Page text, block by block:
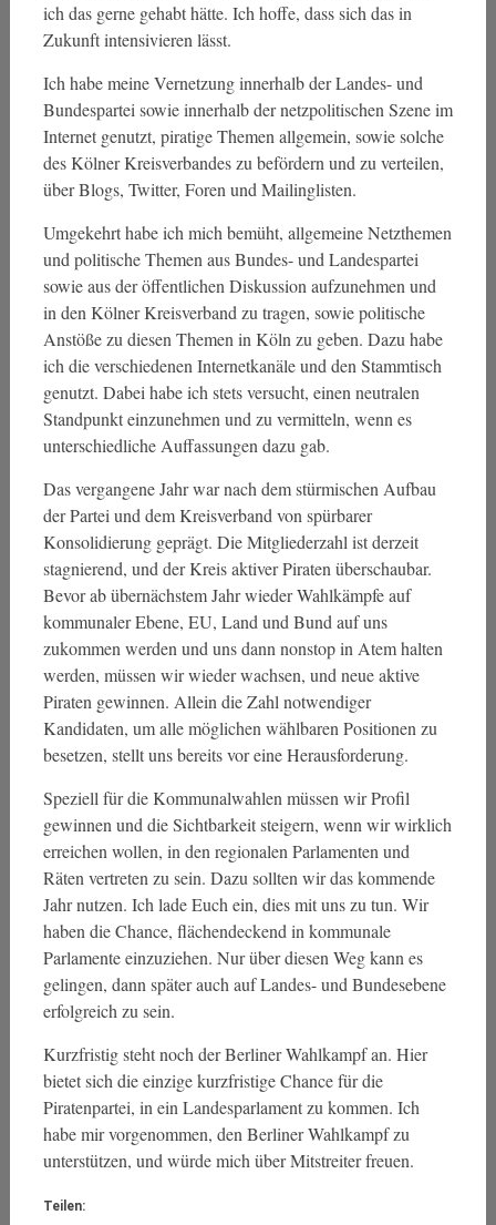
ich das gerne gehabt hätte. Ich hoffe, dass sich das in
Zukunft intensivieren lässt.
Ich habe meine Vernetzung innerhalb der Landes- und
Bundespartei sowie innerhalb der netzpolitischen Szene im
Internet genutzt, piratige Themen allgemein, sowie solche
des Kölner Kreisverbandes zu befördern und zu verteilen,
über Blogs, Twitter, Foren und Mailinglisten.
Umgekehrt habe ich mich bemüht, allgemeine Netzthemen
und politische Themen aus Bundes- und Landespartei
sowie aus der öffentlichen Diskussion aufzunehmen und
in den Kölner Kreisverband zu tragen, sowie politische
Anstöße zu diesen Themen in Köln zu geben. Dazu habe
ich die verschiedenen Internetkanäle und den Stammtisch
genutzt. Dabei habe ich stets versucht, einen neutralen
Standpunkt einzunehmen und zu vermitteln, wenn es
unterschiedliche Auffassungen dazu gab.
Das vergangene Jahr war nach dem stürmischen Aufbau
der Partei und dem Kreisverband von spürbarer
Konsolidierung geprägt. Die Mitgliederzahl ist derzeit
stagnierend, und der Kreis aktiver Piraten überschaubar.
Bevor ab übernächstem Jahr wieder Wahlkämpfe auf
kommunaler Ebene, EU, Land und Bund auf uns
zukommen werden und uns dann nonstop in Atem halten
werden, müssen wir wieder wachsen, und neue aktive
Piraten gewinnen. Allein die Zahl notwendiger
Kandidaten, um alle möglichen wählbaren Positionen zu
besetzen, stellt uns bereits vor eine Herausforderung.
Speziell für die Kommunalwahlen müssen wir Profil
gewinnen und die Sichtbarkeit steigern, wenn wir wirklich
erreichen wollen, in den regionalen Parlamenten und
Räten vertreten zu sein. Dazu sollten wir das kommende
Jahr nutzen. Ich lade Euch ein, dies mit uns zu tun. Wir
haben die Chance, flächendeckend in kommunale
Parlamente einzuziehen. Nur über diesen Weg kann es
gelingen, dann später auch auf Landes- und Bundesebene
erfolgreich zu sein.
Kurzfristig steht noch der Berliner Wahlkampf an. Hier
bietet sich die einzige kurzfristige Chance für die
Piratenpartei, in ein Landesparlament zu kommen. Ich
habe mir vorgenommen, den Berliner Wahlkampf zu
unterstützen, und würde mich über Mitstreiter freuen.
Teilen: